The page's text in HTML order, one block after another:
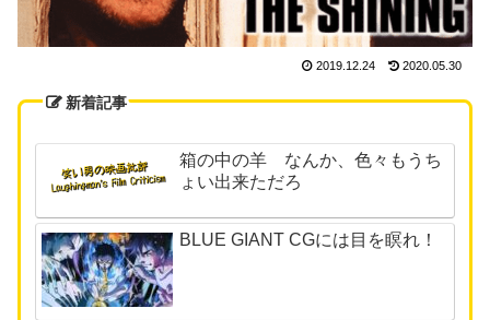
2019.12.24 2020.05.30
新着記事
箱の中の羊 なんか、色々もうち
ょい出来ただろ
BLUE GIANT CGには目を瞑れ！